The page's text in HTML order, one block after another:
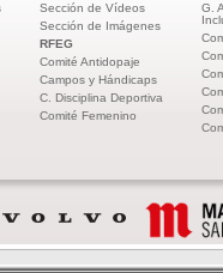
Sección de Vídeos
Sección de Imágenes
RFEG
Comité Antidopaje
Campos y Hándicaps
C. Disciplina Deportiva
Comité Femenino
G.